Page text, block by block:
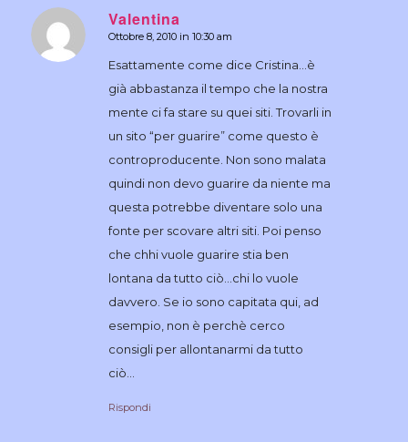
Valentina
dice:
Ottobre 8, 2010 in 10:30 am
Esattamente come dice Cristina…è
già abbastanza il tempo che la nostra
mente ci fa stare su quei siti. Trovarli in
un sito “per guarire” come questo è
controproducente. Non sono malata
quindi non devo guarire da niente ma
questa potrebbe diventare solo una
fonte per scovare altri siti. Poi penso
che chhi vuole guarire stia ben
lontana da tutto ciò…chi lo vuole
davvero. Se io sono capitata qui, ad
esempio, non è perchè cerco
consigli per allontanarmi da tutto
ciò…
Rispondi